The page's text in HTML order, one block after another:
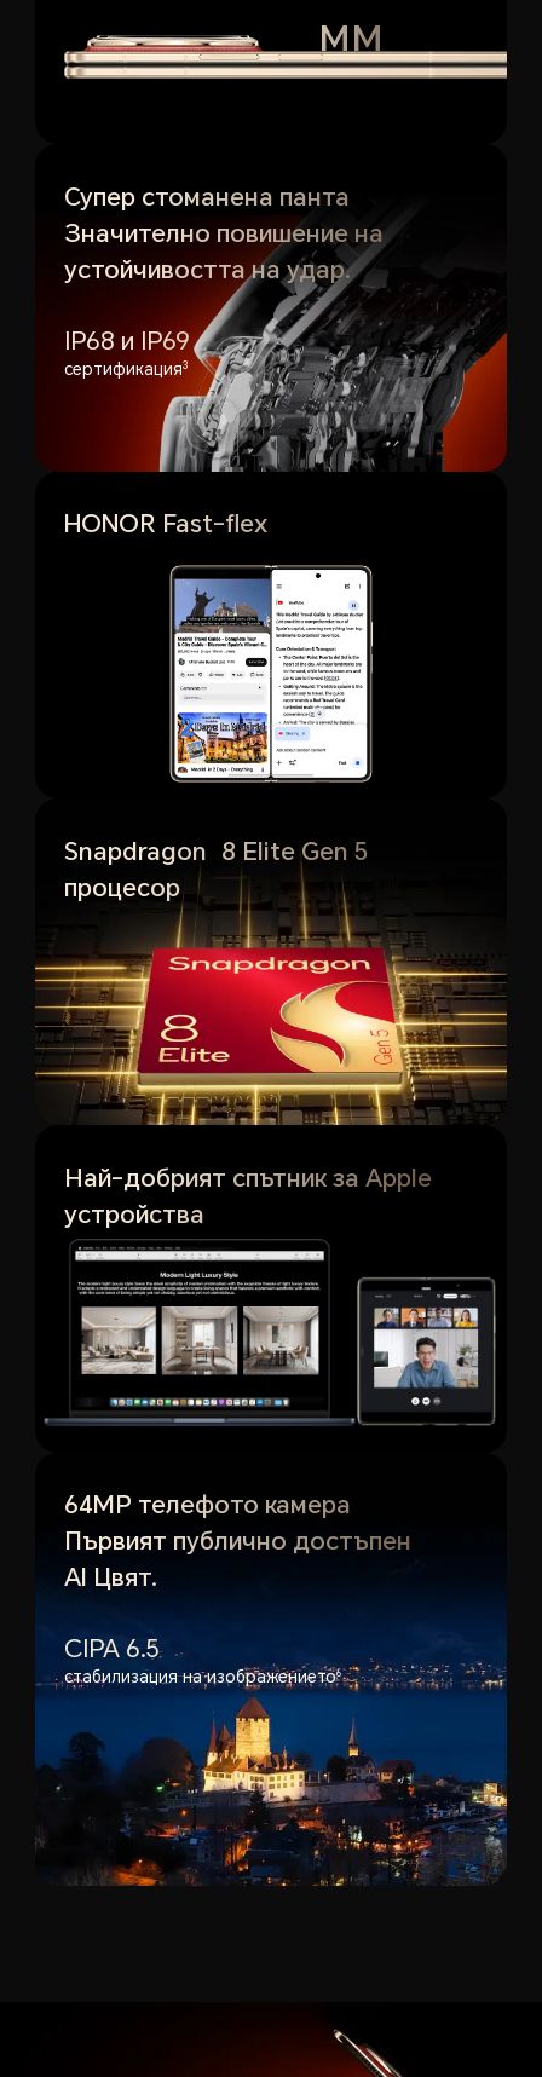
мм
Супер стоманена панта
Значително повишение на
устойчивостта на удар.
IP68 и IP69
сертификация3
HONOR Fast-flex
Snapdragon 8 Elite Gen 5
процесор
Най-добрият спътник за Apple
устройства
64MP телефото камера
Първият публично достъпен
AI Цвят.
CIPA 6.5
стабилизация на изображението6